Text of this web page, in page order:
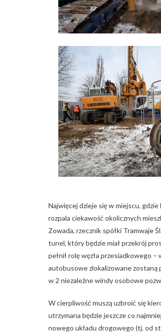
Najwięcej dzieje się w miejscu,
rozpala ciekawość okolicznych
Zowada, rzecznik spółki Tramwaje
tunel, który będzie miał przekrój
pełnił rolę węzła przesiadkowego
autobusowe zlokalizowane zostaną
w 2 niezależne windy osobowe
W cierpliwość muszą uzbroić się
utrzymana będzie jeszcze co
nowego układu drogowego (tj. od